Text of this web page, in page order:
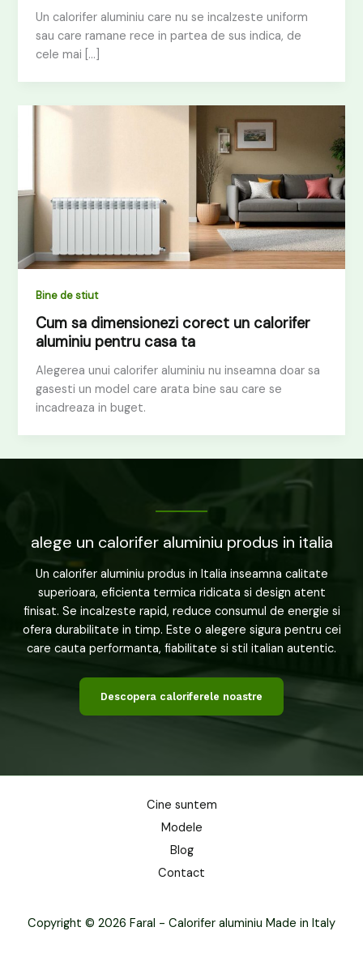
Un calorifer aluminiu care nu se incalzeste uniform
sau care ramane rece in partea de sus indica, de
cele mai […]
Bine de stiut
Cum sa dimensionezi corect un calorifer
aluminiu pentru casa ta
Alegerea unui calorifer aluminiu nu inseamna doar sa
gasesti un model care arata bine sau care se
incadreaza in buget.
alege un calorifer aluminiu produs in italia
Un calorifer aluminiu produs in Italia inseamna calitate
superioara, eficienta termica ridicata si design atent
finisat. Se incalzeste rapid, reduce consumul de energie si
ofera durabilitate in timp. Este o alegere sigura pentru cei
care cauta performanta, fiabilitate si stil italian autentic.
Descopera caloriferele noastre
Cine suntem
Modele
Blog
Contact
Copyright © 2026 Faral - Calorifer aluminiu Made in Italy